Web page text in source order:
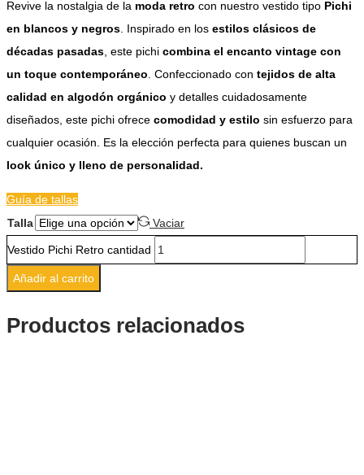
Revive la nostalgia de la moda retro con nuestro vestido tipo Pichi
en blancos y negros . Inspirado en los estilos clásicos de
décadas pasadas , este pichi combina el encanto vintage con
un toque contemporáneo . Confeccionado con tejidos de alta
calidad en algodón orgánico y detalles cuidadosamente
diseñados, este pichi ofrece comodidad y estilo sin esfuerzo para
cualquier ocasión. Es la elección perfecta para quienes buscan un
look único y lleno de personalidad.
Guía de tallas
Talla
Vaciar
Vestido Pichi Retro cantidad
Añadir al carrito
Productos relacionados